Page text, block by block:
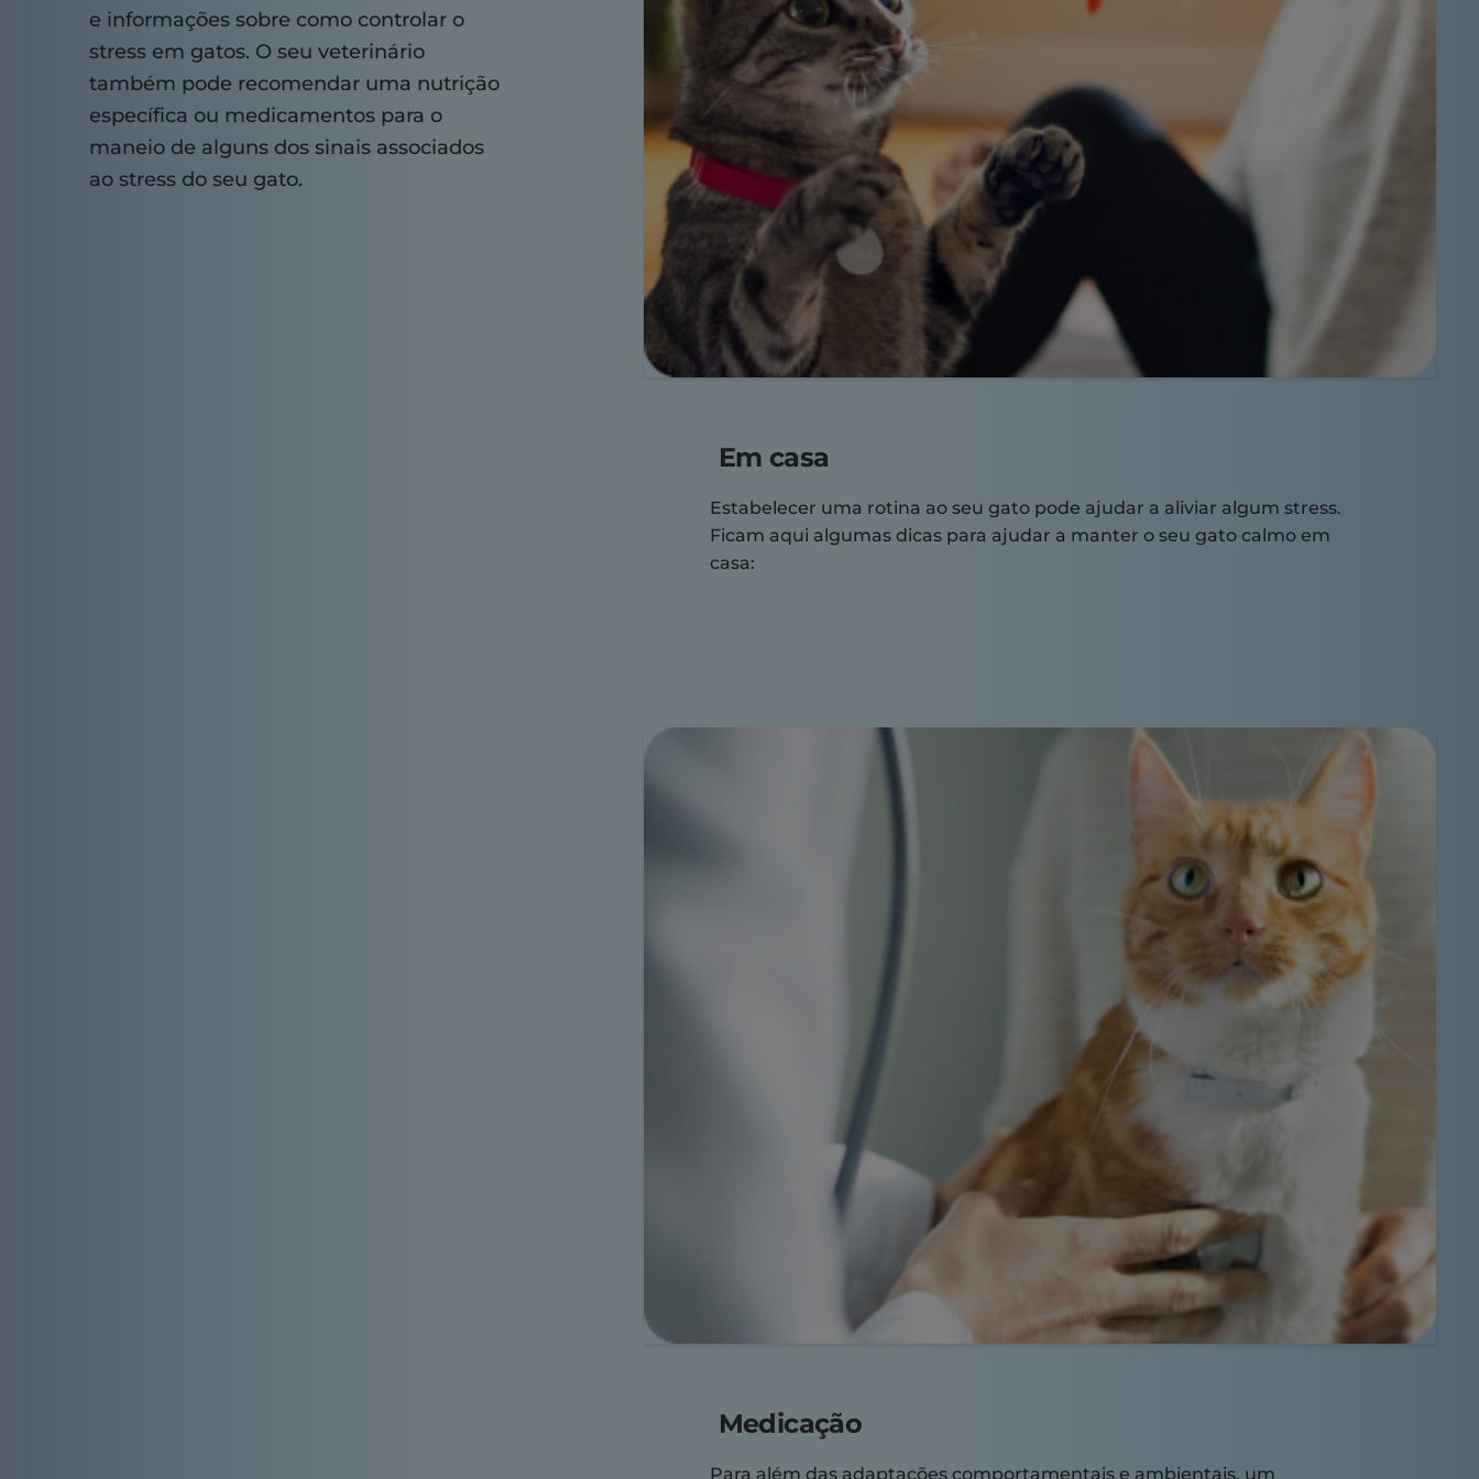
e informações sobre como controlar o
stress em gatos. O seu veterinário
também pode recomendar uma nutrição
específica ou medicamentos para o
maneio de alguns dos sinais associados
ao stress do seu gato.
Em casa
Estabelecer uma rotina ao seu gato pode ajudar a aliviar algum stress.
Ficam aqui algumas dicas para ajudar a manter o seu gato calmo em
casa:
Medicação
Para além das adaptações comportamentais e ambientais, um